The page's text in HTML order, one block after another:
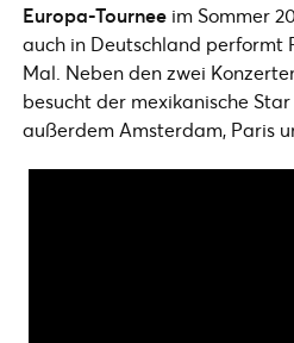
Europa-Tournee im Sommer
auch in Deutschland performt
Mal. Neben den zwei
besucht der mexikanische
außerdem Amsterdam, Paris